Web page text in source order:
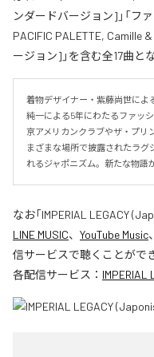
ンダードバージョン]」「フ
PACIFIC PALETTE, Camille
ージョン]」を含む全17曲と
着物デザイナー・紫藤尚世によ
純一による5年にわたるファッ
京アメリカンクラブやザ・プリ
まざまな場所で披露されたラグ
れるジャポニズム。新たな物語
なお「IMPERIAL LEGACY
LINE MUSIC、 YouTube Music、
信サービスで聴くことがで
各配信サービス： IMPERIAL